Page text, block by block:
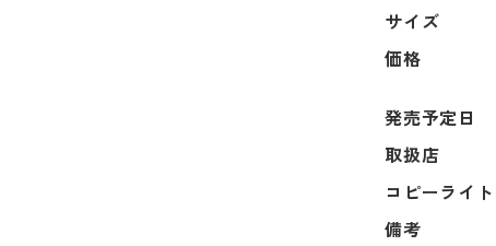
サイズ
価格
発売予定日
取扱店
コピーライト
備考